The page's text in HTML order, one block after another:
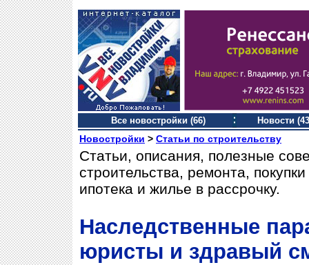
Все новостройки (66) Новости
Новостройки > Статьи по строительству
Статьи, описания, полезные
строительства, ремонта,
ипотека и жилье в рассрочку.
Наследственные
юристы и здравый